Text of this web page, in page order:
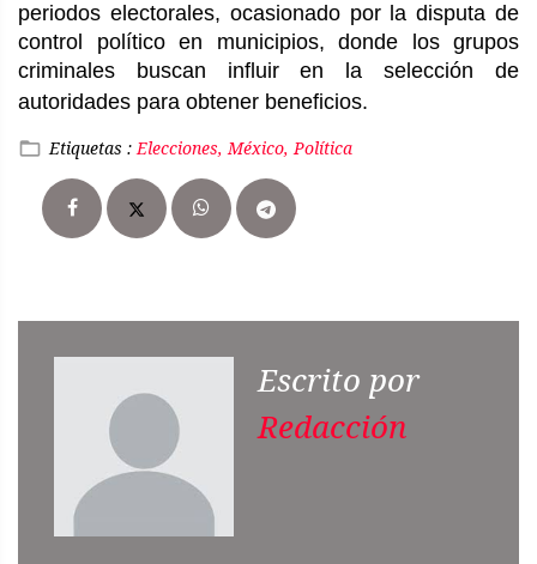
periodos electorales, ocasionado por la disputa de
control político en municipios, donde los grupos
criminales buscan influir en la selección de
autoridades para obtener beneficios.
Etiquetas :Elecciones, México, Política
Escrito por
Redacción